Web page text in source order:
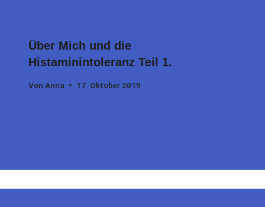
Über Mich und die
Histaminintoleranz Teil 1.
Von Anna 17. Oktober 2019